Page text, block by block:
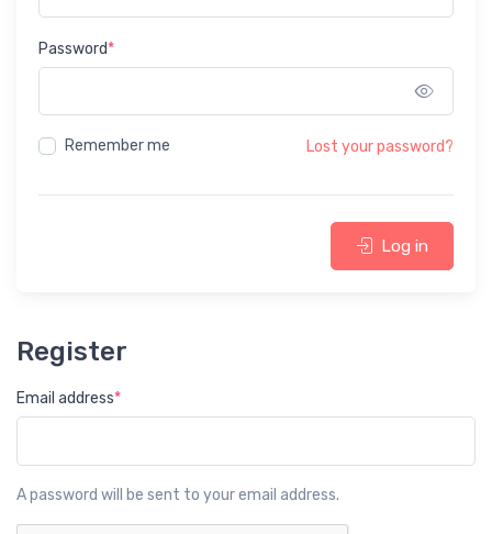
Password*
Show
Remember me Lost your password?
Log in
Register
Email address*
A password will be sent to your email address.